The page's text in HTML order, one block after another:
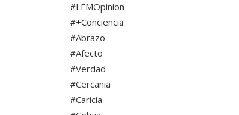
#LFMOpinion
#+Conciencia
#Abrazo
#Afecto
#Verdad
#Cercania
#Caricia